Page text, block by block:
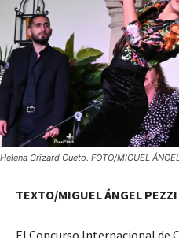
Helena Grizard Cueto. FOTO/MIGUEL
TEXTO/MIGUEL ÁNGEL PEZZI